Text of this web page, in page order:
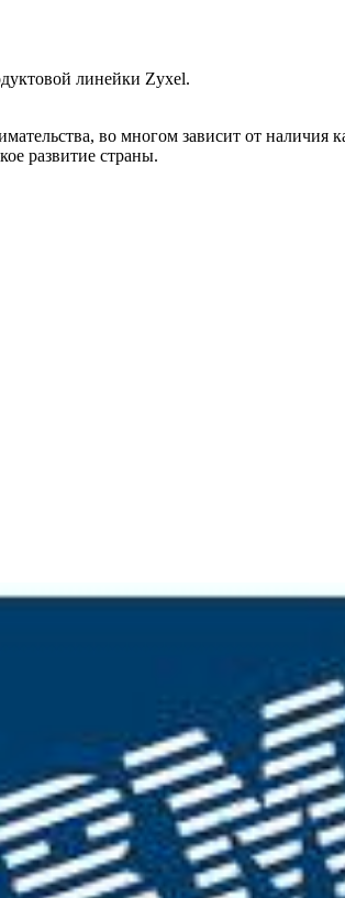
линейки Zyxel.
во многом зависит от наличия
развитие страны.